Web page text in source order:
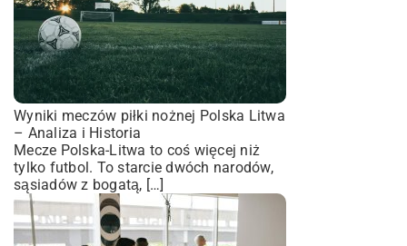
Wyniki meczów piłki nożnej Polska Litwa
– Analiza i Historia
Mecze Polska-Litwa to coś więcej niż
tylko futbol. To starcie dwóch narodów,
sąsiadów z bogatą, […]